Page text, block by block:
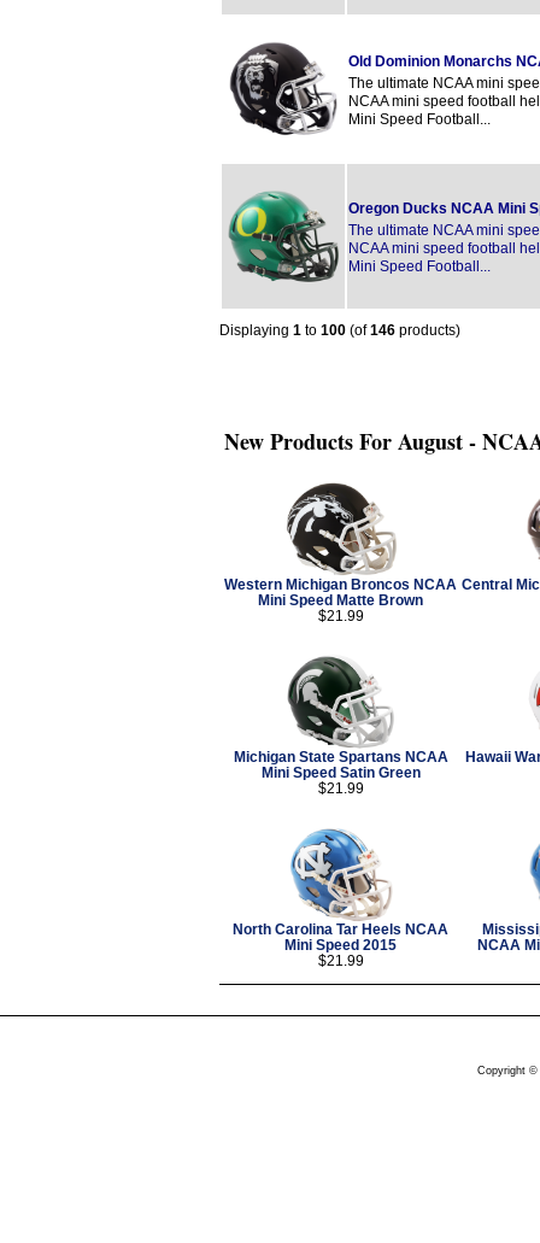
Old Dominion Monarchs
The ultimate NCAA mini
NCAA mini speed football
Mini Speed Football...
Oregon Ducks NCAA Mini
The ultimate NCAA mini
NCAA mini speed football
Mini Speed Football...
Displaying 1 to 100 (of146 products)
New Products For August -
Western Michigan Broncos NCAA
Mini Speed Matte Brown
$21.99
Central
Michigan State Spartans NCAA
Mini Speed Satin Green
$21.99
Hawaii
North Carolina Tar Heels NCAA
Mini Speed 2015
$21.99
NCAA
Copyright ©